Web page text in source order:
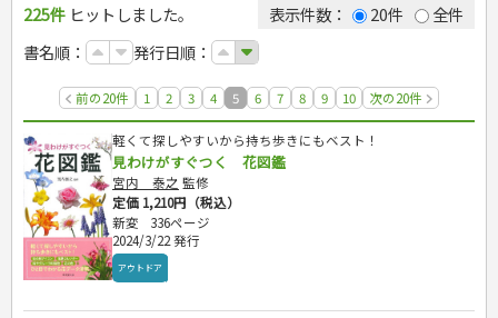
トレーニング
ジュニアスポーツ
その他スポーツ
ペット・飼育
園芸・野菜づくり
雑学
囲碁・将棋・麻雀
ゲーム・マジック
家相・風水・占い
鉄道・車・自転車
音楽・楽器
趣味・鑑賞・カメラ
絵画・デッサン
俳句・詩・ことば
辞典・語学
辞典
語学・旅行会話
運転免許
原付・二輪
普通免許
その他免許
料理
料理・レシピ
おもてなし・ごちそう料理
各国料理
お弁当
健康メニュー・ダイエット
調理器具クッキング
お菓子・ケーキ・パン
飲み物・お酒
手芸・クラフト
編み物
ソーイング
クラフト
住まい・インテリア・暮らし
インテリア・ハウジング
収納・掃除・暮らし
美容・ファッション
ダイエット・エクササイズ
メイク・ネイル・ヘア
着物・着つけ
冠婚葬祭・手紙・ペン字
冠婚葬祭・スピーチ・マナー
手紙・ペン字
妊娠・出産・育児
妊娠・出産・育児
離乳食・幼児食・こどもレシピ
健康と保育
家庭医学・健康
ツボ・マッサージ
家庭医学・病気
健康知識
栄養事典
生活習慣病
看護・介護
看護一般
介護一般
保育・教育
パネルシアター
指導マニュアル
こどもの本
児童一般
おりがみ・あやとり
なぞなぞ・ゲーム
占い・心理ゲーム
のりもの・ずかん
読み物・絵本
学参・ドリル
夏休みドリル
総復習ドリル
学習・地図
自由研究・読書感想文
就職活動
就職活動
就職試験
公務員試験
資格試験
検定試験・資格試験
ビジネス
経営・経済・法律
225件 ヒットしました。 表示件数： 20件
全件
書名順：
発行日順：
前の20件 1 2 3 4 5 6 7 8 9 10 次の20件
軽くて探しやすいから持ち歩きにもベスト！
見わけがすぐつく 花図鑑
宮内 泰之 監修
定価 1,210円（税込）
新変
336ページ
2024/3/22 発行
アウトドア